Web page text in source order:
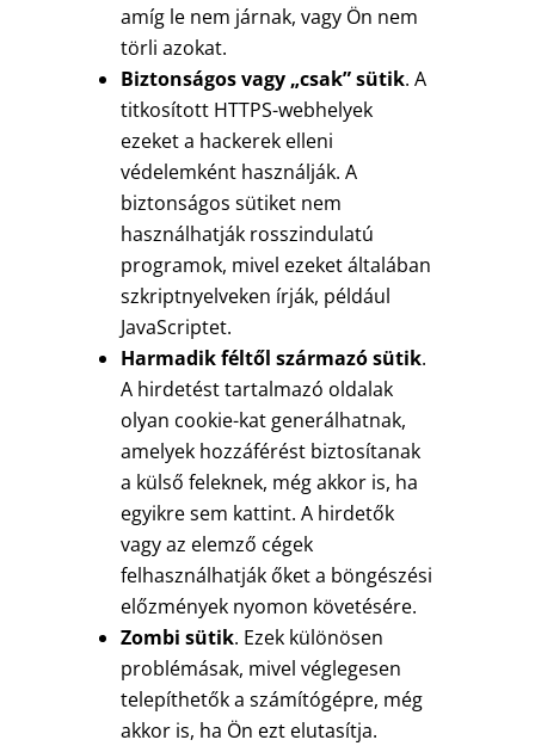
amíg le nem járnak, vagy Ön nem
törli azokat.
Biztonságos vagy „csak” sütik. A
titkosított HTTPS-webhelyek
ezeket a hackerek elleni
védelemként használják. A
biztonságos sütiket nem
használhatják rosszindulatú
programok, mivel ezeket általában
szkriptnyelveken írják, például
JavaScriptet.
Harmadik féltől származó sütik.
A hirdetést tartalmazó oldalak
olyan cookie-kat generálhatnak,
amelyek hozzáférést biztosítanak
a külső feleknek, még akkor is, ha
egyikre sem kattint. A hirdetők
vagy az elemző cégek
felhasználhatják őket a böngészési
előzmények nyomon követésére.
Zombi sütik. Ezek különösen
problémásak, mivel véglegesen
telepíthetők a számítógépre, még
akkor is, ha Ön ezt elutasítja.